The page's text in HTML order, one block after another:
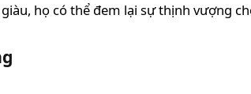
họ có thể đem lại sự thịnh vượng